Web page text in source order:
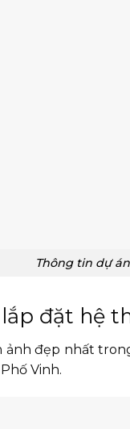
Thông tin dự
đặt hệ
đẹp nhất
Vinh.